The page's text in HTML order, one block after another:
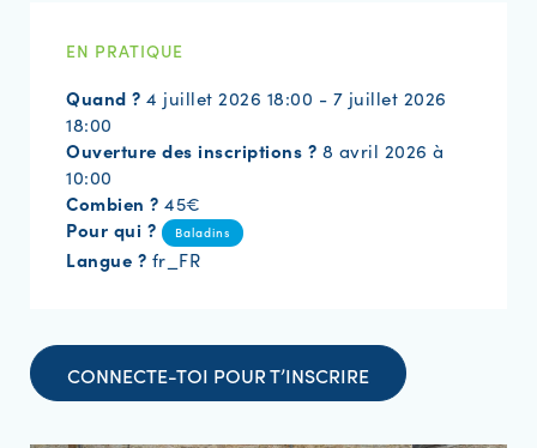
EN PRATIQUE
Quand ? 4 juillet 2026 18:00 - 7 juillet 2026
18:00
Ouverture des inscriptions ? 8 avril 2026 à
10:00
Combien ? 45€
Pour qui ? Baladins
Langue ? fr_FR
CONNECTE-TOI POUR T’INSCRIRE